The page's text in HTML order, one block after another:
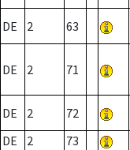
DE 2 63
DE 2 71
DE 2 72
DE
2 73